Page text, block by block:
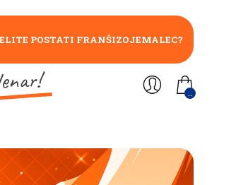
POSTATI FRANŠIZOJEMALEC?
..